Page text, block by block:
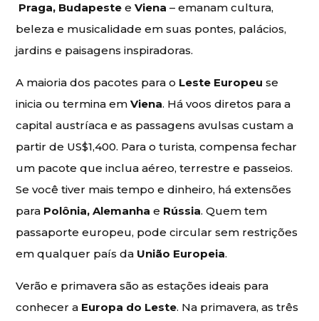
Praga, Budapeste eViena – emanam cultura,
beleza e musicalidade em suas pontes, palácios,
jardins e paisagens inspiradoras.
A maioria dos pacotes para o Leste Europeu se
inicia ou termina emViena. Há voos diretos para a
capital austríaca e as passagens avulsas custam a
partir de US$1,400. Para o turista, compensa fechar
um pacote que inclua aéreo, terrestre e passeios.
Se você tiver mais tempo e dinheiro, há extensões
para Polônia, Alemanha e Rússia. Quem tem
passaporte europeu, pode circular sem restrições
em qualquer país da União Europeia.
Verão e primavera são as estações ideais para
conhecer a Europa do Leste. Na primavera, as três